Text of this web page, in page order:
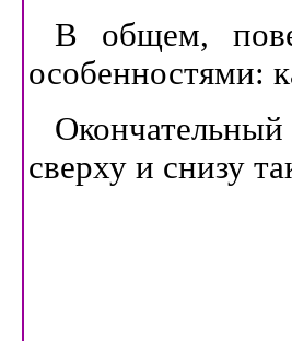
В общем,
особенностями:
сверху и снизу